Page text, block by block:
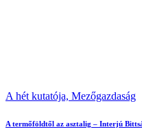
A hét kutatója, Mezőgazdaság
A termőföldtől az asztalig – Interjú